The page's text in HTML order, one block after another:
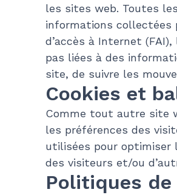
les sites web. Toutes
informations collectées
d’accès à Internet
pas liées à des
site, de suivre les
Cookies et
Comme tout autre site
les préférences des
utilisées pour optimiser
des visiteurs et/ou
Politiques